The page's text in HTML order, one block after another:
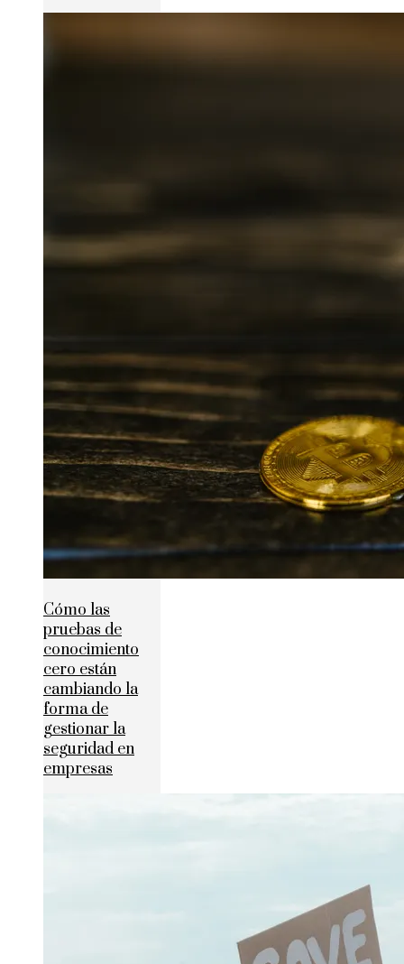
Cómo las
pruebas de
conocimiento
cero están
cambiando la
forma de
gestionar la
seguridad en
empresas